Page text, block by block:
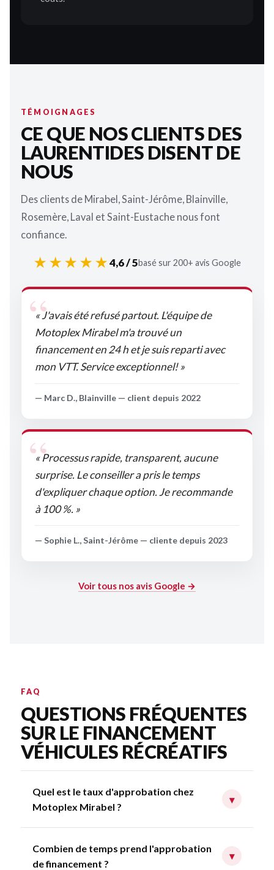
TÉMOIGNAGES
CE QUE NOS CLIENTS DES
LAURENTIDES DISENT DE
NOUS
Des clients de Mirabel, Saint-Jérôme, Blainville,
Rosemère, Laval et Saint-Eustache nous font
confiance.
★★★★★4,6 / 5basé sur 200+ avis Google
« J'avais été refusé partout. L'équipe de
Motoplex Mirabel m'a trouvé un
financement en 24 h et je suis reparti avec
mon VTT. Service exceptionnel! »
— Marc D., Blainville — client depuis 2022
« Processus rapide, transparent, aucune
surprise. Le conseiller a pris le temps
d'expliquer chaque option. Je recommande
à 100 %. »
— Sophie L., Saint-Jérôme — cliente depuis 2023
Voir tous nos avis Google →
FAQ
QUESTIONS FRÉQUENTES
SUR LE FINANCEMENT
VÉHICULES RÉCRÉATIFS
Quel est le taux d'approbation chez
Motoplex Mirabel ?
▾
Combien de temps prend l'approbation
de financement ?
▾